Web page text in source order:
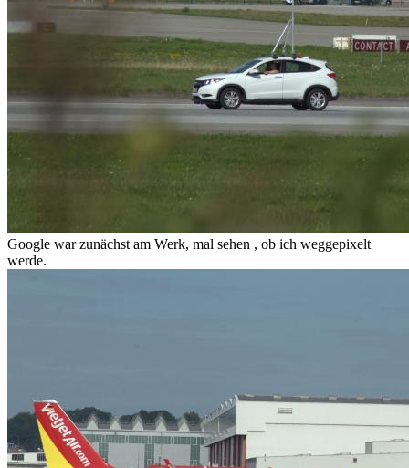
Google war zunächst am Werk, mal sehen , ob ich weggepixelt
werde.